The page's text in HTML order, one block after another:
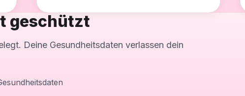
geschützt
Deine Gesundheitsdaten verlassen dein